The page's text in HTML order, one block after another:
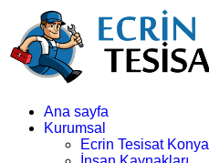
Ana sayfa
Kurumsal
Ecrin Tesisat Konya